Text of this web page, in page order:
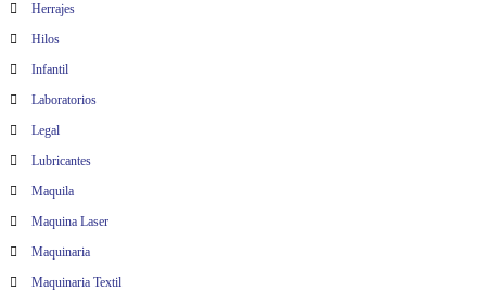
Herrajes
Hilos
Infantil
Laboratorios
Legal
Lubricantes
Maquila
Maquina Laser
Maquinaria
Maquinaria Textil